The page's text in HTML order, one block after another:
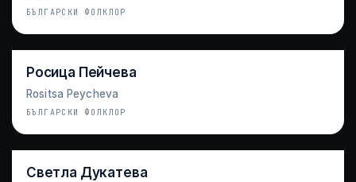
БЪЛГАРСКИ ФОЛКЛОР
Росица Пейчева
Rositsa Peycheva
БЪЛГАРСКИ ФОЛКЛОР
Светла Дукатева